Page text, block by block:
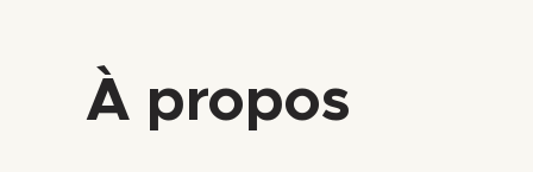
À propos